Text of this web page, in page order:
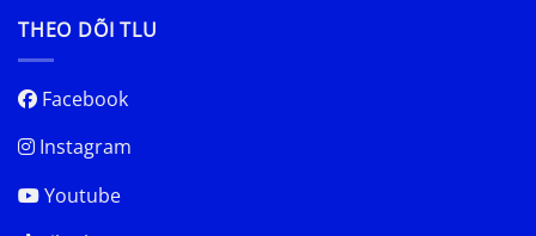
THEO DÕI TLU
Facebook
Instagram
Youtube